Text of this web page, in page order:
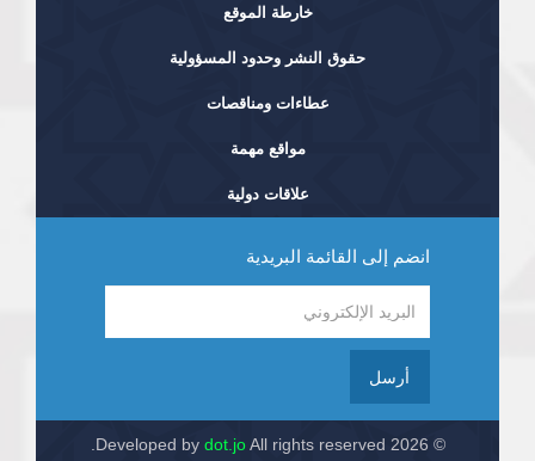
خارطة الموقع
حقوق النشر وحدود المسؤولية
عطاءات ومناقصات
مواقع مهمة
علاقات دولية
انضم إلى القائمة البريدية
أرسل
© 2026 Developed by
dot.joAll rights reserved.